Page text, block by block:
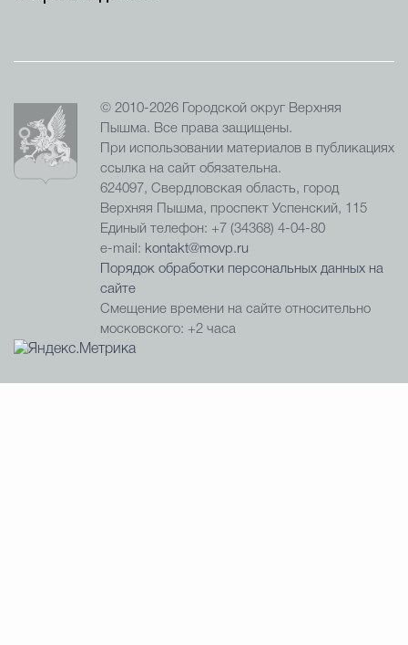
© 2010-2026 Городской округ Верхняя
Пышма. Все права защищены.
При использовании материалов в публикациях
ссылка на сайт обязательна.
624097, Свердловская область, город
Верхняя Пышма, проспект Успенский, 115
Единый телефон: +7 (34368) 4-04-80
e-mail: kontakt@movp.ru
Порядок обработки персональных данных на
сайте
Смещение времени на сайте относительно
московского: +2 часа